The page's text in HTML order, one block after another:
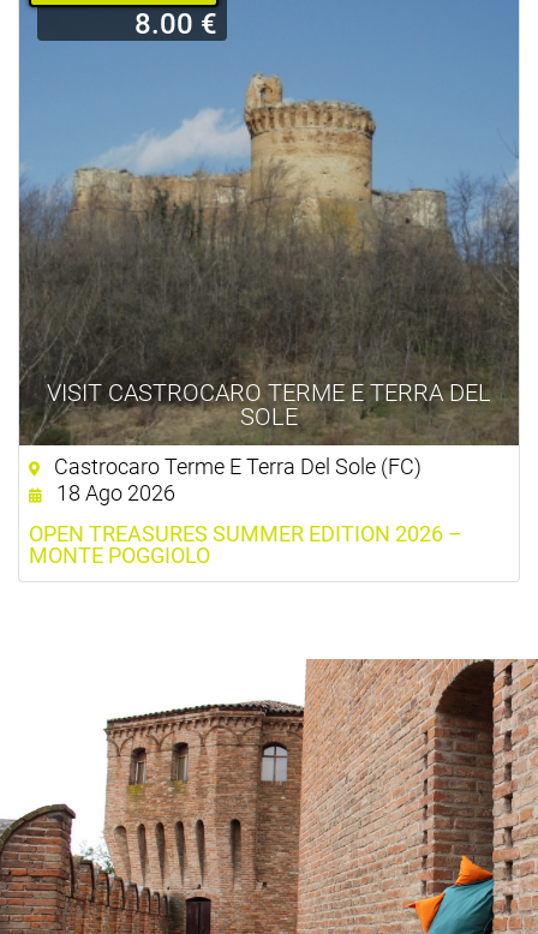
VISIT CASTROCARO TERME E TERRA DEL
SOLE
8.00 €
Castrocaro Terme E Terra Del Sole (FC)
18 Ago 2026
OPEN TREASURES SUMMER EDITION 2026 –
MONTE POGGIOLO